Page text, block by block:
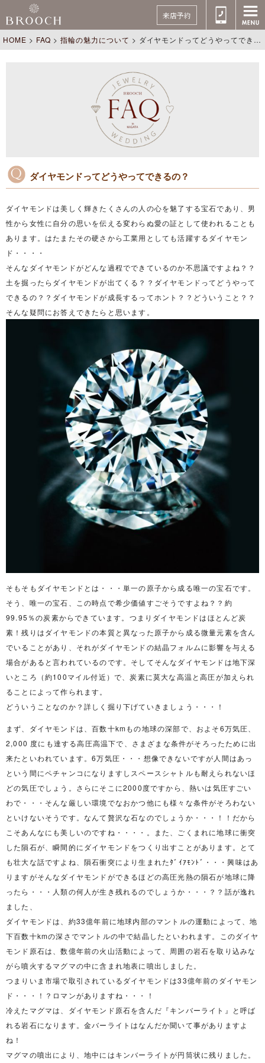
来店予約
HOME > FAQ >指輪の魅力について > ダイヤモンドってどうやってできるの？
ダイヤモンドってどうやってできるの？
ダイヤモンドは美しく輝きたくさんの人の心を魅了する宝石であり、男
性から女性に自分の思いを伝える変わらぬ愛の証として使われることも
あります。はたまたその硬さから工業用としても活躍するダイヤモン
ド・・・・
そんなダイヤモンドがどんな過程でできているのか不思議ですよね？？
土を掘ったらダイヤモンドが出てくる？？ダイヤモンドってどうやって
できるの？？ダイヤモンドが成長するってホント？？どういうこと？？
そんな疑問にお答えできたらと思います。
そもそもダイヤモンドとは・・・単一の原子から成る唯一の宝石です。
そう、唯一の宝石、この時点で希少価値すごそうですよね？？約
99.95％の炭素からできています。つまりダイヤモンドはほとんど炭
素！残りはダイヤモンドの本質と異なった原子から成る微量元素を含ん
でいることがあり、それがダイヤモンドの結晶フォルムに影響を与える
場合があると言われているのです。そしてそんなダイヤモンドは地下深
いところ（約100マイル付近）で、炭素に莫大な高温と高圧が加えられ
ることによって作られます。
どういうことなのか？詳しく掘り下げていきましょう・・・！
まず、ダイヤモンドは、百数十kmもの地球の深部で、およそ6万気圧、
2,000 度にも達する高圧高温下で、さまざまな条件がそろったために出
来たといわれています。6万気圧・・・想像できないですが人間はあっ
という間にペチャンコになりますしスペースシャトルも耐えられないほ
どの気圧でしょう。さらにそこに2000度ですから、熱いは気圧すごい
わで・・・そんな厳しい環境でなおかつ他にも様々な条件がそろわない
といけないそうです。なんて贅沢な石なのでしょうか・・・！！だから
こそあんなにも美しいのですね・・・・。また、ごくまれに地球に衝突
した隕石が、瞬間的にダイヤモンドをつくり出すことがあります。とて
も壮大な話ですよね、隕石衝突により生まれたﾀﾞｲｱﾓﾝﾄﾞ・・・興味はあ
りますがそんなダイヤモンドができるほどの高圧光熱の隕石が地球に降
ったら・・・人類の何人が生き残れるのでしょうか・・・？？話が逸れ
ました、
ダイヤモンドは、約33億年前に地球内部のマントルの運動によって、地
下百数十kmの深さでマントルの中で結晶したといわれます。このダイヤ
モンド原石は、数億年前の火山活動によって、周囲の岩石を取り込みな
がら噴火するマグマの中に含まれ地表に噴出しました。
つまりいま市場で取引されているダイヤモンドは33億年前のダイヤモン
ド・・・！？ロマンがありますね・・・！
冷えたマグマは、ダイヤモンド原石を含んだ『キンバーライト』と呼ば
れる岩石になります。金バーライトはなんだか聞いて事がありますよ
ね！
マグマの噴出により、地中にはキンバーライトが円筒状に残りました。